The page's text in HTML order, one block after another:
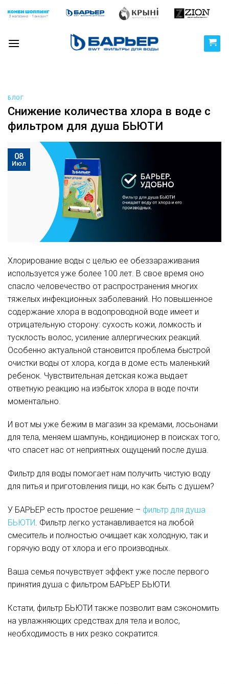
БЛОГ
Снижение количества хлора в воде с
фильтром для душа БЬЮТИ
08
Июл
Хлорирование воды с целью ее обеззараживания
используется уже более 100 лет. В свое время оно
спасло человечество от распространения многих
тяжелых инфекционных заболеваний. Но повышенное
содержание хлора в водопроводной воде имеет и
отрицательную сторону: сухость кожи, ломкость и
тусклость волос, усиление аллергических реакций.
Особенно актуальной становится проблема быстрой
очистки воды от хлора, когда в доме есть маленький
ребенок. Чувствительная детская кожа выдает
ответную реакцию на избыток хлора в воде почти
моментально.
И вот мы уже бежим в магазин за кремами, лосьонами
для тела, меняем шампунь, кондиционер в поисках того,
что спасет нас от неприятных ощущений после душа.
Фильтр для воды помогает нам получить чистую воду
для питья и приготовления пищи, но как быть с душем?
У БАРЬЕР есть простое решение – фильтр для душа
БЬЮТИ. Фильтр легко устанавливается на любой
смеситель и полностью очищает как холодную, так и
горячую воду от хлора и его производных.
Ваша семья почувствует эффект уже после первого
принятия душа с фильтром БАРЬЕР БЬЮТИ.
Кстати, фильтр БЬЮТИ также позволит вам сэкономить
на увлажняющих средствах для тела и волос,
необходимость в них резко сократится.